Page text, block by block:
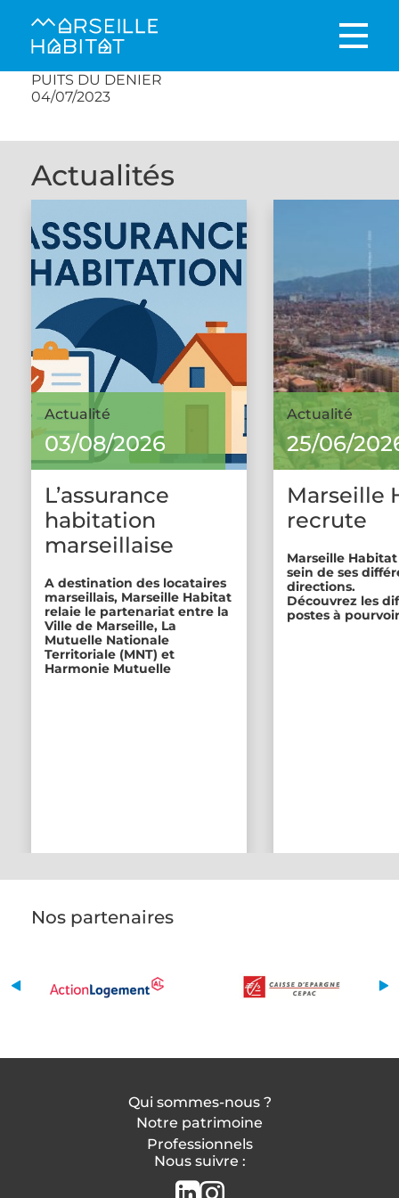
PUITS DU DENIER
04/07/2023
Actualités
Actualité
03/08/2026
L’assurance
habitation
marseillaise
A destination des locataires
marseillais, Marseille Habitat
relaie le partenariat entre la
Ville de Marseille, La
Mutuelle Nationale
Territoriale (MNT) et
Harmonie Mutuelle
Actualité
25/06/
Marseille
recrute
Marseille
sein de ses
directions.
Découvrez les
postes à
Nos partenaires
Qui sommes-nous ?
Notre patrimoine
Professionnels
Nous suivre :